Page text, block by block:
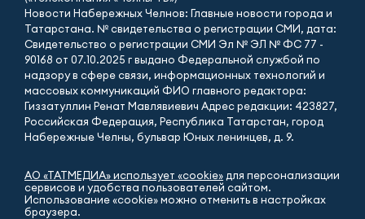
Новости Набережных Челнов: Главные новости города и
Татарстана. № свидетельства о регистрации СМИ, дата:
Свидетельство о регистрации СМИ Эл № ЭЛ № ФС 77 -
90168 от 07.10.2025 г выдано Федеральной службой по
надзору в сфере связи, информационных технологий и
массовых коммуникаций ФИО главного редактора:
Гиззатуллин Ренат Мавлявиевич Адрес редакции: 423827,
Российская Федерация, Республика Татарстан, город
Набережные Челны, бульвар Юных ленинцев, д. 9.
АО «ТАТМЕДИА» использует «cookie» для персонализации
сервисов и удобства пользователей сайтом.
Использование «cookie» можно отменить в настройках
браузера.